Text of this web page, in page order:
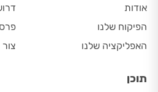
אודות
הפיקוח שלנו
האפליקציה שלנו
תוכן